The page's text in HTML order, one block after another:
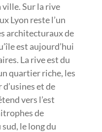
Sur la rive
Lyon reste l’un
architecturaux de
est aujourd’hui
La rive est du
quartier riche, les
et de
vers l’est
de
le long du